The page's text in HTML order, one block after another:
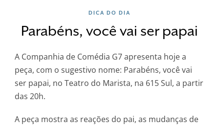
DICA DO DIA
Parabéns, você vai ser papai
A Companhia de Comédia G7 apresenta hoje a
peça, com o sugestivo nome: Parabéns, você vai
ser papai, no Teatro do Marista, na 615 Sul, a partir
das 20h.
A peça mostra as reações do pai, as mudanças de